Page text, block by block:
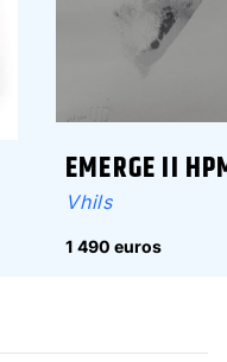
EMERGE II
Vhils
1 490 euros